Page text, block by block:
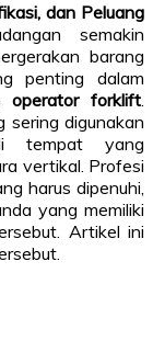
dan Peluang
semakin
barang
penting dalam
operator forklift.
sering digunakan
tempat yang
vertikal. Profesi
harus dipenuhi,
yang memiliki
Artikel ini